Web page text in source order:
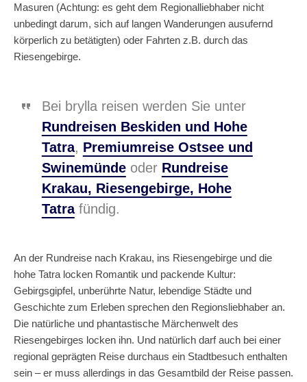
Masuren (Achtung: es geht dem Regionalliebhaber nicht
unbedingt darum, sich auf langen Wanderungen ausufernd
körperlich zu betätigten) oder Fahrten z.B. durch das
Riesengebirge.
Bei brylla reisen werden Sie unter
Rundreisen Beskiden und Hohe
Tatra, Premiumreise Ostsee und
Swinemündeoder Rundreise
Krakau, Riesengebirge, Hohe
Tatrafündig.
An der Rundreise nach Krakau, ins Riesengebirge und die
hohe Tatra locken Romantik und packende Kultur:
Gebirgsgipfel, unberührte Natur, lebendige Städte und
Geschichte zum Erleben sprechen den Regionsliebhaber an.
Die natürliche und phantastische Märchenwelt des
Riesengebirges locken ihn. Und natürlich darf auch bei einer
regional geprägten Reise durchaus ein Stadtbesuch enthalten
sein – er muss allerdings in das Gesamtbild der Reise passen.